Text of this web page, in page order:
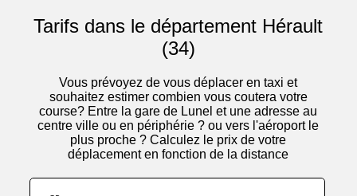
Tarifs dans le département Hérault
(34)
Vous prévoyez de vous déplacer en taxi et
souhaitez estimer combien vous coutera votre
course? Entre la gare de Lunel et une adresse au
centre ville ou en périphérie ? ou vers l'aéroport le
plus proche ? Calculez le prix de votre
déplacement en fonction de la distance